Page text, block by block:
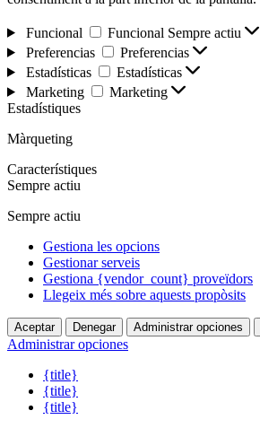
Funcional Funcional Sempre actiu
Preferencias
Preferencias
Estadísticas
Estadísticas
Marketing
Marketing
Estadístiques
Màrqueting
Característiques
Sempre actiu
Sempre actiu
Gestiona les opcions
Gestionar serveis
Gestiona {vendor_count} proveïdors
Llegeix més sobre aquests propòsits
Aceptar Denegar Administrar opciones
Administrar opciones
{title}
{title}
{title}